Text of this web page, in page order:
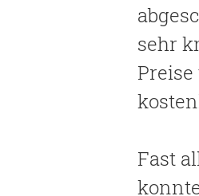
sehr
Fast